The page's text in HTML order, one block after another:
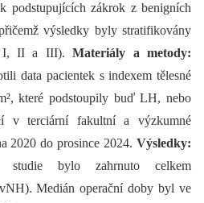
podstupujících zákrok z benigních
výsledky byly stratifikovány
I, II a III).Materiály a metody:
data pacientek s indexem tělesné
které podstoupily buď LH, nebo
v terciární fakultní a výzkumné
2020 do prosince 2024. Výsledky:
studie bylo zahrnuto celkem
Medián operační doby byl ve